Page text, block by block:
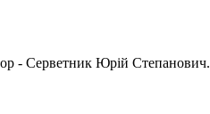
- Серветник Юрій Степанович.